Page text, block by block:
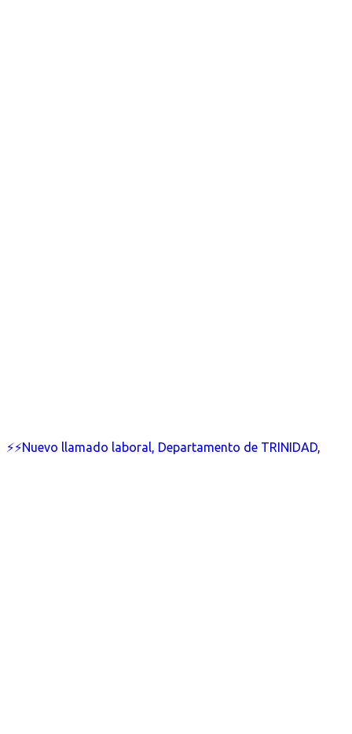
⚡⚡Nuevo llamado laboral, Departamento de TRINIDAD,